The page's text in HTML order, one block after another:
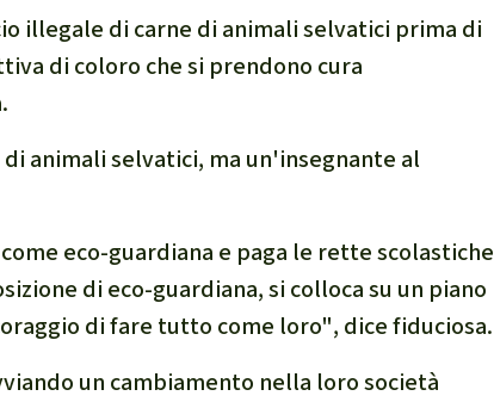
illegale di carne di animali selvatici prima di
di coloro che si prendono cura
animali selvatici, ma un'insegnante al
eco-guardiana e paga le rette scolastiche
di eco-guardiana, si colloca su un piano
di fare tutto come loro", dice fiduciosa.
un cambiamento nella loro società